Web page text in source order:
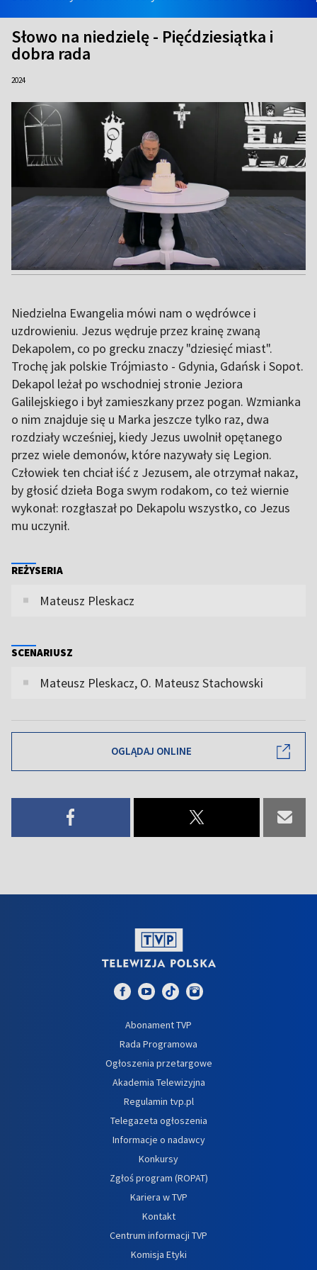
Słowo na niedzielę - Pięćdziesiątka i
dobra rada
2024
Niedzielna Ewangelia mówi nam o wędrówce i
uzdrowieniu. Jezus wędruje przez krainę zwaną
Dekapolem, co po grecku znaczy "dziesięć miast".
Trochę jak polskie Trójmiasto - Gdynia, Gdańsk i Sopot.
Dekapol leżał po wschodniej stronie Jeziora
Galilejskiego i był zamieszkany przez pogan. Wzmianka
o nim znajduje się u Marka jeszcze tylko raz, dwa
rozdziały wcześniej, kiedy Jezus uwolnił opętanego
przez wiele demonów, które nazywały się Legion.
Człowiek ten chciał iść z Jezusem, ale otrzymał nakaz,
by głosić dzieła Boga swym rodakom, co też wiernie
wykonał: rozgłaszał po Dekapolu wszystko, co Jezus
mu uczynił.
REŻYSERIA
Mateusz Pleskacz
SCENARIUSZ
Mateusz Pleskacz, O. Mateusz Stachowski
OGLĄDAJ ONLINE
Abonament TVP
Rada Programowa
Ogłoszenia przetargowe
Akademia Telewizyjna
Regulamin tvp.pl
Telegazeta ogłoszenia
Informacje o nadawcy
Konkursy
Zgłoś program (ROPAT)
Kariera w TVP
Kontakt
Centrum informacji TVP
Komisja Etyki